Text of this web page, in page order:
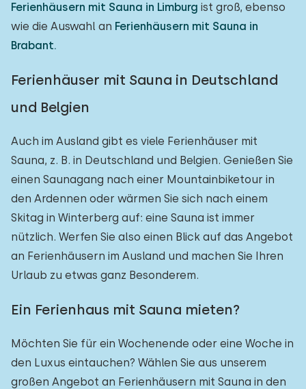
Ferienhäusern mit Sauna in Limburg ist groß, ebenso
wie die Auswahl an Ferienhäusern mit Sauna in
Brabant.
Ferienhäuser mit Sauna in Deutschland
und Belgien
Auch im Ausland gibt es viele Ferienhäuser mit
Sauna, z. B. in Deutschland und Belgien. Genießen Sie
einen Saunagang nach einer Mountainbiketour in
den Ardennen oder wärmen Sie sich nach einem
Skitag in Winterberg auf: eine Sauna ist immer
nützlich. Werfen Sie also einen Blick auf das Angebot
an Ferienhäusern im Ausland und machen Sie Ihren
Urlaub zu etwas ganz Besonderem.
Ein Ferienhaus mit Sauna mieten?
Möchten Sie für ein Wochenende oder eine Woche in
den Luxus eintauchen? Wählen Sie aus unserem
großen Angebot an Ferienhäusern mit Sauna in den